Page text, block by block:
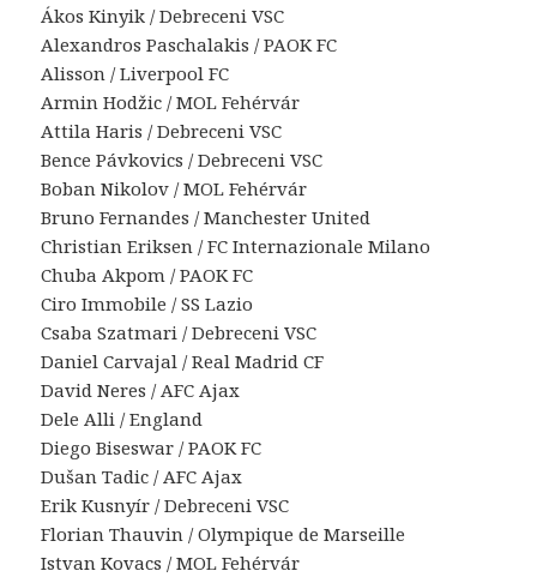
Ákos Kinyik / Debreceni VSC
Alexandros Paschalakis / PAOK FC
Alisson / Liverpool FC
Armin Hodžic / MOL Fehérvár
Attila Haris / Debreceni VSC
Bence Pávkovics / Debreceni VSC
Boban Nikolov / MOL Fehérvár
Bruno Fernandes / Manchester United
Christian Eriksen / FC Internazionale Milano
Chuba Akpom / PAOK FC
Ciro Immobile / SS Lazio
Csaba Szatmari / Debreceni VSC
Daniel Carvajal / Real Madrid CF
David Neres / AFC Ajax
Dele Alli / England
Diego Biseswar / PAOK FC
Dušan Tadic / AFC Ajax
Erik Kusnyír / Debreceni VSC
Florian Thauvin / Olympique de Marseille
Istvan Kovacs / MOL Fehérvár